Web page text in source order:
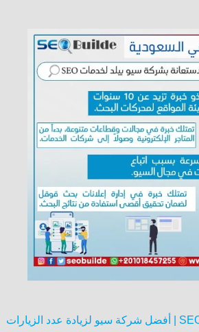
تحسين محركات البحث SEO | أفضل شركة سيو لزيادة عدد الزيارات